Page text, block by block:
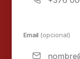
Email (opcional)